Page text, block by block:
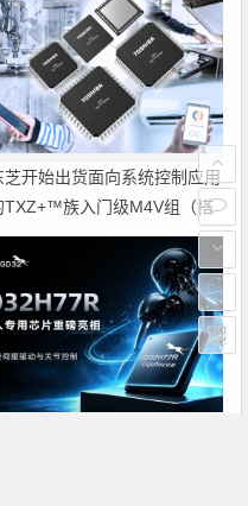
芝开始出货面向系统控制应用
TXZ+™族入门级M4V组（搭
Arm Cortex‑M4内核的标准微
制器）工程样品